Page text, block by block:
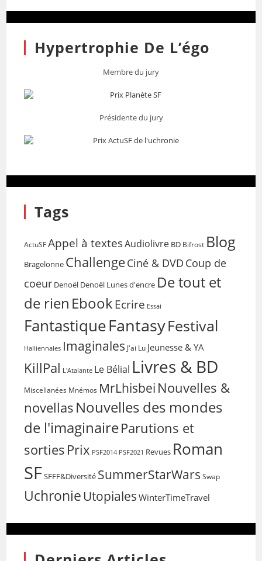
Hypertrophie De L’égo
Membre du jury
Présidente du jury
Tags
ActuSF Appel à textesAudiolivre BD Bifrost Blog
Bragelonne ChallengeCiné & DVD Coup de
coeur Denoël Denoël Lunes d'encre De tout et
de rien EbookEcrire Essai
FantastiqueFantasyFestival
Halliennales Imaginales J'ai Lu Jeunesse & YA
KillPal L'Atalante Le Bélial Livres & BD
Miscellanées Mnémos MrLhisbei Nouvelles &
novellas Nouvelles des mondes
de l'imaginaireParutions et
sorties Prix PSF2014 PSF2021 Revues Roman
SFSFFF&Diversité SummerStarWars Swap
Uchronie Utopiales WinterTimeTravel